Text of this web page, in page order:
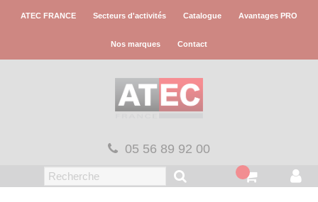
ATEC FRANCE Secteurs d'activités Catalogue Avantages PRO
Nos marques Contact
05 56 89 92 00